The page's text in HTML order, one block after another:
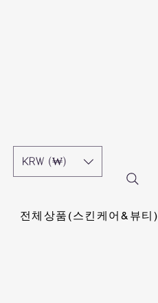
KRW (₩)
전체상품(스킨케어&뷰티)